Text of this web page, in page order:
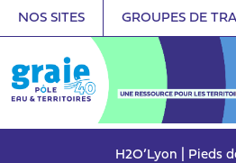
NOS SITES GROUPES DE
H2O’Lyon | Pieds